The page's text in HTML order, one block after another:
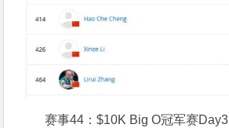
赛事44：$10K Big O冠军赛Day3